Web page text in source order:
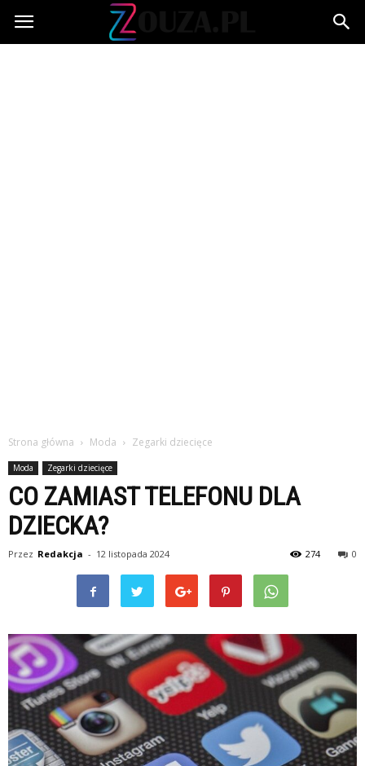
Zouza.pl
Strona główna Moda Zegarki dziecięce
Moda Zegarki dziecięce
CO ZAMIAST TELEFONU DLA
DZIECKA?
Przez Redakcja - 12 listopada 2024 0
274